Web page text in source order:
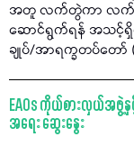
အတူ လက်တွဲကာ လက်တွဲလု
ဆောင်ရွက်ရန် အသင့်ရှိ
ချုပ်/အာရက္ခတပ်တေ
EAOs ကိုယ်စားလှယ်အဖွဲ့နှင့်
အရေး ဆွေးနွေး